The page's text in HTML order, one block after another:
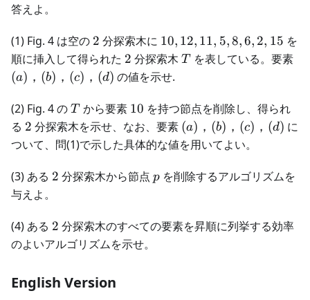
答えよ。
(1) Fig. 4 は空の 2
2 分探索木に 10,
12,
11,
5,
8,
6,
2,
15
10, 12, 11, 5,8,6, 2, 15 を
順に挿入して得られた 2
2 分探索木 T
T を表している。要素
(a) ， (b) ， (c) ， (d) の値を示せ.
(2) Fig. 4 のT
T から要素 10
10 を持つ節点を削除し、得られ
る 2
2 分探索木を示せ、なお、要素 (a)，
(b)，
(d)
(a) ， (b) ， (c) ， (d) に
ついて、問(1)で示した具体的な値を用いてよい。
(3) ある 2
2 分探索木から節点 p
p を削除するアルゴリズムを
与えよ。
(4) ある 2
2 分探索木のすべての要素を昇順に列挙する効率
のよいアルゴリズムを示せ。
English Version